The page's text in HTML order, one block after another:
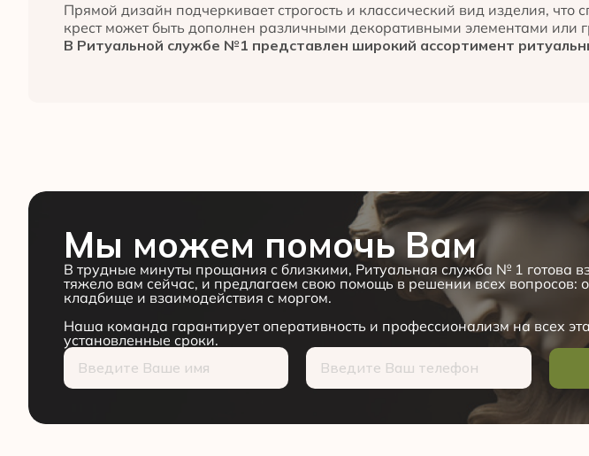
Прямой дизайн подчеркивает строгость и классический вид изделия,
крест может быть дополнен различными декоративными элементами или
В Ритуальной службе №1 представлен широкий ассортимент
Мы можем помочь Вам
В трудные минуты прощания с близкими, Ритуальная служба № 1 готова
тяжело вам сейчас, и предлагаем свою помощь в решении всех вопросов:
кладбище и взаимодействия с моргом.
Наша команда гарантирует оперативность и профессионализм на всех
установленные сроки.